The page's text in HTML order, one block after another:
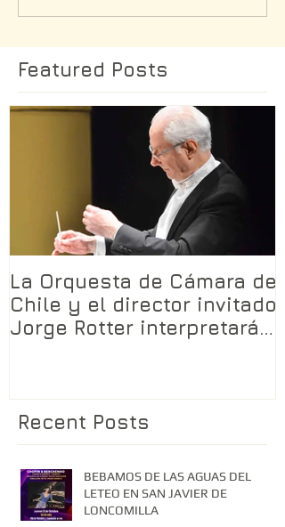
Featured Posts
La Orquesta de Cámara de
Chile y el director invitado
Jorge Rotter interpretarán
Recent Posts
BEBAMOS DE LAS AGUAS DEL
LETEO EN SAN JAVIER DE
LONCOMILLA